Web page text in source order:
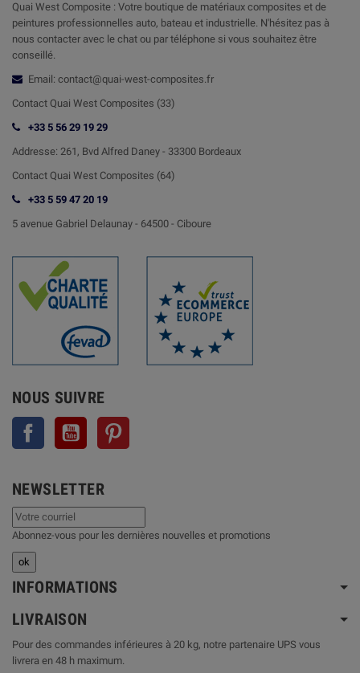
Quai West Composite : Votre boutique de matériaux composites et de
peintures professionnelles auto, bateau et industrielle. N'hésitez pas à
nous contacter avec le chat ou par téléphone si vous souhaitez être
conseillé.
Email: contact@quai-west-composites.fr
Contact Quai West Composites (33)
+33 5 56 29 19 29
Addresse: 261, Bvd Alfred Daney - 33300 Bordeaux
Contact Quai West Composites (64)
+33 5 59 47 20 19
5 avenue Gabriel Delaunay - 64500 - Ciboure
NOUS SUIVRE
Facebook YouTube
NEWSLETTER
Abonnez-vous pour les dernières nouvelles et promotions
INFORMATIONS
LIVRAISON
Pour des commandes inférieures à 20 kg, notre partenaire UPS vous
livrera en 48 h maximum.